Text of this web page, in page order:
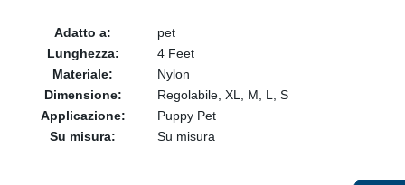
Adatto a:
pet
Lunghezza:
4 Feet
Materiale:
Nylon
Dimensione:
Regolabile, XL, M, L, S
Applicazione:
Puppy Pet
Su misura:
Su misura